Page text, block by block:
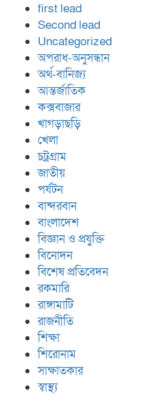
first lead
Second lead
Uncategorized
অপরাধ-অনুসন্ধান
অর্থ-বানিজ্য
আন্তর্জাতিক
কক্সবাজার
খাগড়াছড়ি
খেলা
চট্রগ্রাম
জাতীয়
পর্যটন
বান্দরবান
বাংলাদেশ
বিজ্ঞান ও প্রযুক্তি
বিনোদন
বিশেষ প্রতিবেদন
রকমারি
রাঙ্গামাটি
রাজনীতি
শিক্ষা
শিরোনাম
সাক্ষাতকার
স্বাস্থ্য